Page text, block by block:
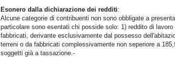
Esonero dalla dichiarazione dei redditi:
Alcune categorie di contribuenti non sono obbligate a
particolare sono esentati chi posside solo: 1) reddito di
fabbricati, derivante esclusivamente dal possesso
terreni o da fabbricati complessivamente non seperiore a
soggetti già a tassazione.-